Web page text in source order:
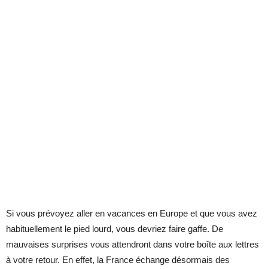
Si vous prévoyez aller en vacances en Europe et que vous avez
habituellement le pied lourd, vous devriez faire gaffe. De
mauvaises surprises vous attendront dans votre boîte aux lettres
à votre retour. En effet, la France échange désormais des